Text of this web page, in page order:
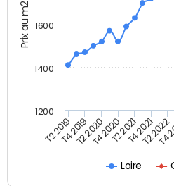
Prix au m2
Loire
T2 2019T4 2019T2 2020T4 2020T2 2021T4 2021T2 2022
T4
1200
1400
1600